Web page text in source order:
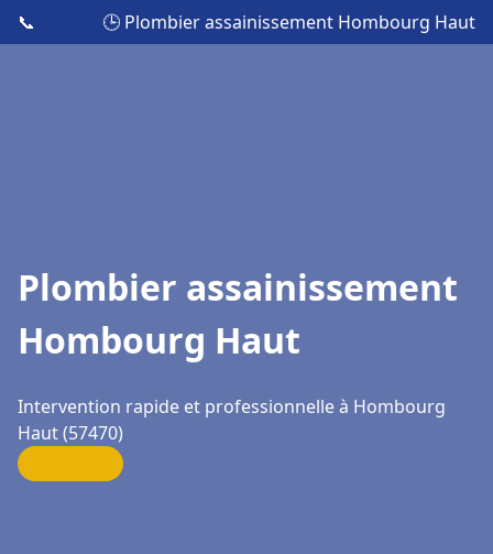
📞 🕒 Plombier assainissement Hombourg Haut
Plombier assainissement
Hombourg Haut
Intervention rapide et professionnelle à Hombourg
Haut (57470)